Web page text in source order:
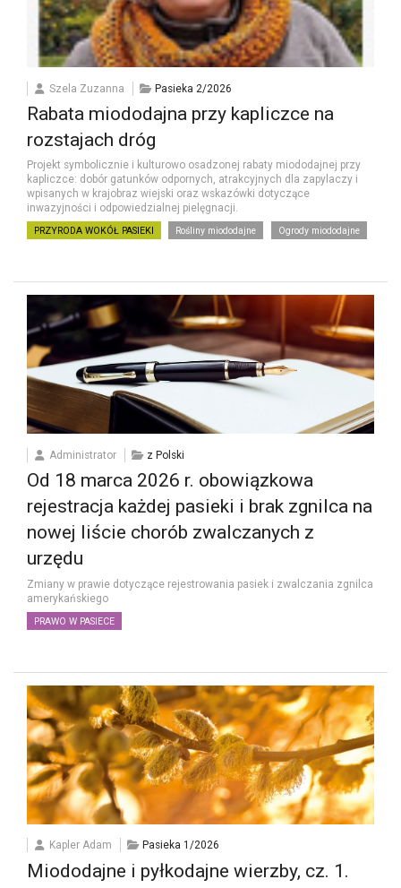
Szela Zuzanna Pasieka 2/2026
Rabata miododajna przy kapliczce na
rozstajach dróg
Projekt symbolicznie i kulturowo osadzonej rabaty miododajnej przy
kapliczce: dobór gatunków odpornych, atrakcyjnych dla zapylaczy i
wpisanych w krajobraz wiejski oraz wskazówki dotyczące
inwazyjności i odpowiedzialnej pielęgnacji.
PRZYRODA WOKÓŁ PASIEKI Rośliny miododajne Ogrody miododajne
Administrator z Polski
Od 18 marca 2026 r. obowiązkowa
rejestracja każdej pasieki i brak zgnilca na
nowej liście chorób zwalczanych z
urzędu
Zmiany w prawie dotyczące rejestrowania pasiek i zwalczania zgnilca
amerykańskiego
PRAWO W PASIECE
Kapler Adam Pasieka 1/2026
Miododajne i pyłkodajne wierzby, cz. 1.